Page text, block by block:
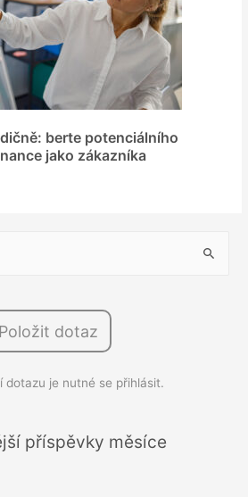
berte potenciálního
jako zákazníka
Položit dotaz
dotazu je nutné se přihlásit.
příspěvky měsíce